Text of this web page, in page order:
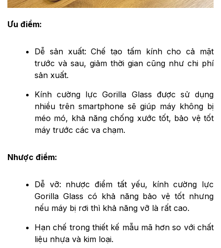
Ưu điểm:
Dễ sản xuất: Chế tạo tấm kính cho cả mặt
trước và sau, giảm thời gian cũng như chi phí
sản xuất.
Kính cường lực Gorilla Glass được sử dụng
nhiều trên smartphone sẽ giúp máy không bị
méo mó, khả năng chống xước tốt, bảo vệ tốt
máy trước các va chạm.
Nhược điểm:
Dễ vỡ: nhược điểm tất yếu, kính cường lực
Gorilla Glass có khả năng bảo vệ tốt nhưng
nếu máy bị rơi thì khả năng vỡ là rất cao.
Hạn chế trong thiết kế mẫu mã hơn so với chất
liệu nhựa và kim loại.